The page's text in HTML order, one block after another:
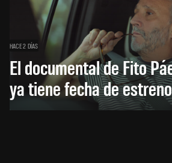
HACE 2 DÍAS
El documental de Fito
ya tiene fecha de